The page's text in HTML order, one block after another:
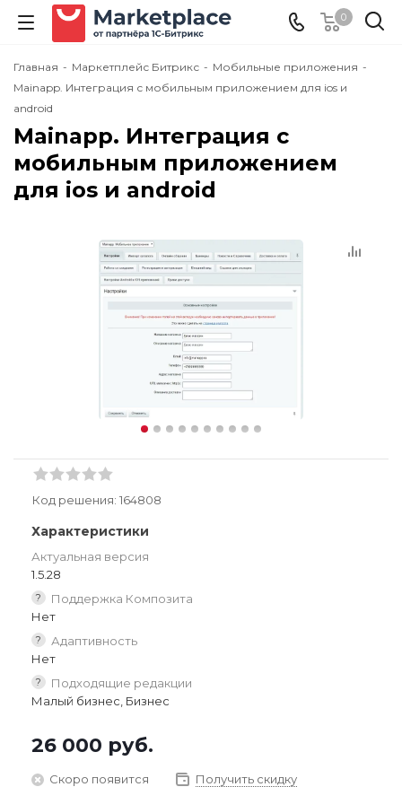
0
Главная - Маркетплейс Битрикс - Мобильные приложения -
Mainapp. Интеграция с мобильным приложением для ios и
android
Mainapp. Интеграция с
мобильным приложением
для ios и android
Код решения: 164808
Характеристики
Актуальная версия
1.5.28
?
Поддержка Композита
Нет
?
Адаптивность
Нет
?
Подходящие редакции
Малый бизнес, Бизнес
26 000 руб.
Скоро появится Получить скидку